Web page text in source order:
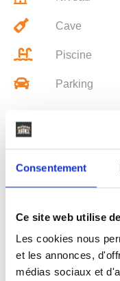
Consentement
Ce site web utilise
Les cookies nous
et les annonces,
médias sociaux et
Cave
Piscine
Parking
LIEU